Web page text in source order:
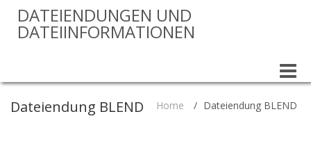
DATEIENDUNGEN UND
DATEIINFORMATIONEN
Toggle
Dateiendung BLEND Home / Dateiendung BLEND